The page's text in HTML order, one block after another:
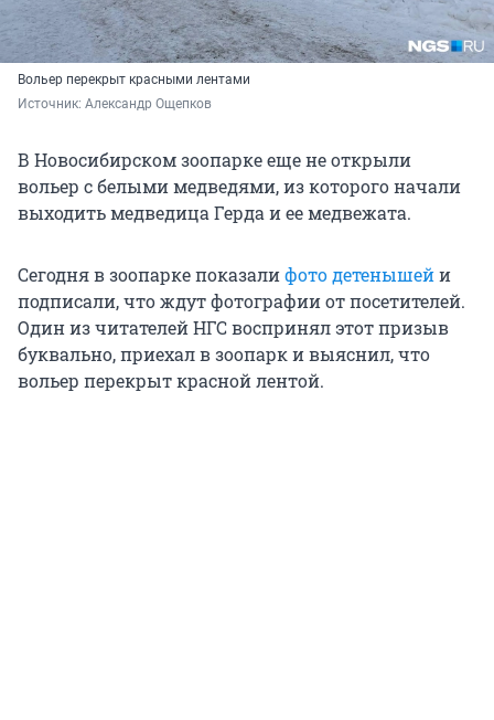
Вольер перекрыт красными лентами
Источник: Александр Ощепков
В Новосибирском зоопарке еще не открыли
вольер с белыми медведями, из которого начали
выходить медведица Герда и ее медвежата.
Сегодня в зоопарке показалифото детенышейи
подписали, что ждут фотографии от посетителей.
Один из читателей НГС воспринял этот призыв
буквально, приехал в зоопарк и выяснил, что
вольер перекрыт красной лентой.